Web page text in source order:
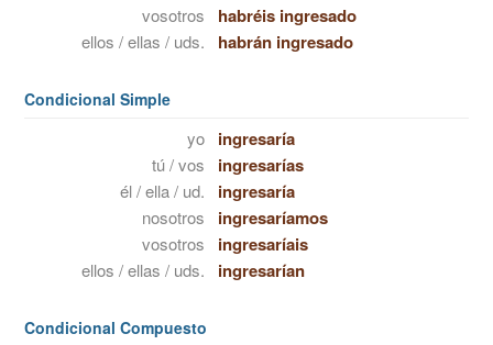
vosotros habréis ingresado
ellos / ellas / uds. habrán ingresado
Condicional Simple
yo ingresaría
tú / vos ingresarías
él / ella / ud. ingresaría
nosotros ingresaríamos
vosotros ingresaríais
ellos / ellas / uds. ingresarían
Condicional Compuesto